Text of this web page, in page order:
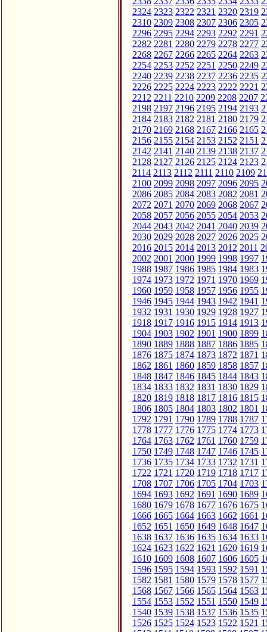
2324 2323 2322 2321 2320 2319
2310 2309 2308 2307 2306 2305
2296 2295 2294 2293 2292 2291
2282 2281 2280 2279 2278 2277
2268 2267 2266 2265 2264 2263
2254 2253 2252 2251 2250 2249
2240 2239 2238 2237 2236 2235
2226 2225 2224 2223 2222 2221
2212 2211 2210 2209 2208 2207
2198 2197 2196 2195 2194 2193
2184 2183 2182 2181 2180 2179
2170 2169 2168 2167 2166 2165
2156 2155 2154 2153 2152 2151
2142 2141 2140 2139 2138 2137
2128 2127 2126 2125 2124 2123
2114 2113 2112 2111 2110 2109
2100 2099 2098 2097 2096 2095
2086 2085 2084 2083 2082 2081
2072 2071 2070 2069 2068 2067
2058 2057 2056 2055 2054 2053
2044 2043 2042 2041 2040 2039
2030 2029 2028 2027 2026 2025
2016 2015 2014 2013 2012 2011
2002 2001 2000 1999 1998 1997
1988 1987 1986 1985 1984 1983
1974 1973 1972 1971 1970 1969
1960 1959 1958 1957 1956 1955
1946 1945 1944 1943 1942 1941
1932 1931 1930 1929 1928 1927
1918 1917 1916 1915 1914 1913
1904 1903 1902 1901 1900 1899
1890 1889 1888 1887 1886 1885
1876 1875 1874 1873 1872 1871
1862 1861 1860 1859 1858 1857
1848 1847 1846 1845 1844 1843
1834 1833 1832 1831 1830 1829
1820 1819 1818 1817 1816 1815
1806 1805 1804 1803 1802 1801
1792 1791 1790 1789 1788 1787
1778 1777 1776 1775 1774 1773
1764 1763 1762 1761 1760 1759
1750 1749 1748 1747 1746 1745
1736 1735 1734 1733 1732 1731
1722 1721 1720 1719 1718 1717
1708 1707 1706 1705 1704 1703
1694 1693 1692 1691 1690 1689
1680 1679 1678 1677 1676 1675
1666 1665 1664 1663 1662 1661
1652 1651 1650 1649 1648 1647
1638 1637 1636 1635 1634 1633
1624 1623 1622 1621 1620 1619
1610 1609 1608 1607 1606 1605
1596 1595 1594 1593 1592 1591
1582 1581 1580 1579 1578 1577
1568 1567 1566 1565 1564 1563
1554 1553 1552 1551 1550 1549
1540 1539 1538 1537 1536 1535
1526 1525 1524 1523 1522 1521